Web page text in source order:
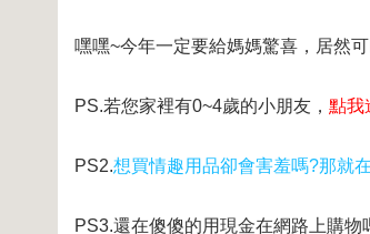
嘿嘿~今年一定要給媽媽驚喜，居然
PS.若您家裡有0~4歲的小朋友， 點我
PS2.想買情趣用品卻會害羞嗎?那就
PS3.還在傻傻的用現金在網路上購物